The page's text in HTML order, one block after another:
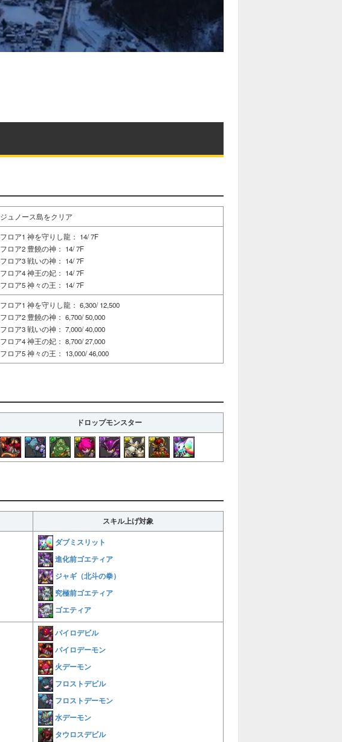
ジュノース島をクリア
フロア1 神を守りし龍： 14/ 7F
フロア2 豊饒の神： 14/ 7F
フロア3 戦いの神： 14/ 7F
フロア4 神王の妃： 14/ 7F
フロア5 神々の王： 14/ 7F
フロア1 神を守りし龍： 6,300/ 12,500
フロア2 豊饒の神： 6,700/ 50,000
フロア3 戦いの神： 7,000/ 40,000
フロア4 神王の妃： 8,700/ 27,000
フロア5 神々の王： 13,000/ 46,000
ドロップモンスター
スキル上げ対象
ダブミスリット
進化前ゴエティア
ジャギ（北斗の拳）
究極前ゴエティア
ゴエティア
パイロデビル
パイロデーモン
火デーモン
フロストデビル
フロストデーモン
水デーモン
タウロスデビル